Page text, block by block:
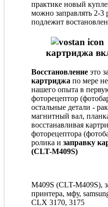
практике новый
можно заправлять 2-3
подлежит
картриджа
Восстановление это
картриджа по мере
нашего опыта в
фоторецептор
остальные детали -
магнитный вал,
восстанавливая
фоторецептора
ролика и заправку
(CLT-M409S)
M409S (CLT-M409S),
принтера, мфу,
CLX 3170, 3175